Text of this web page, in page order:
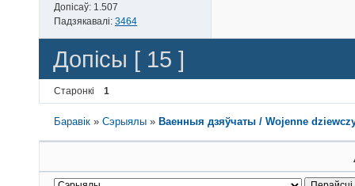
Допісаў: 1.507
Падзякавалі: 3464
Допісы [ 15 ]
Старонкі 1
Баравік »Сэрыялы » Ваенныя дзяўчаты / Wojenne